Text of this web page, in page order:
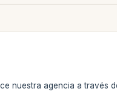
nuestra agencia a través